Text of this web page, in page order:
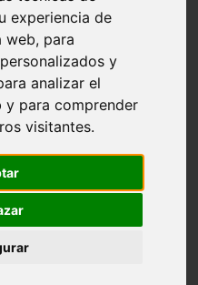
experiencia de
web, para
y
analizar el
y para comprender
visitantes.